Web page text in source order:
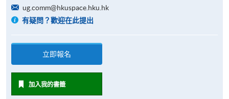
ug.comm@hkuspace.hku.hk
有疑問？歡迎在此提出
立即報名
加入我的書籤